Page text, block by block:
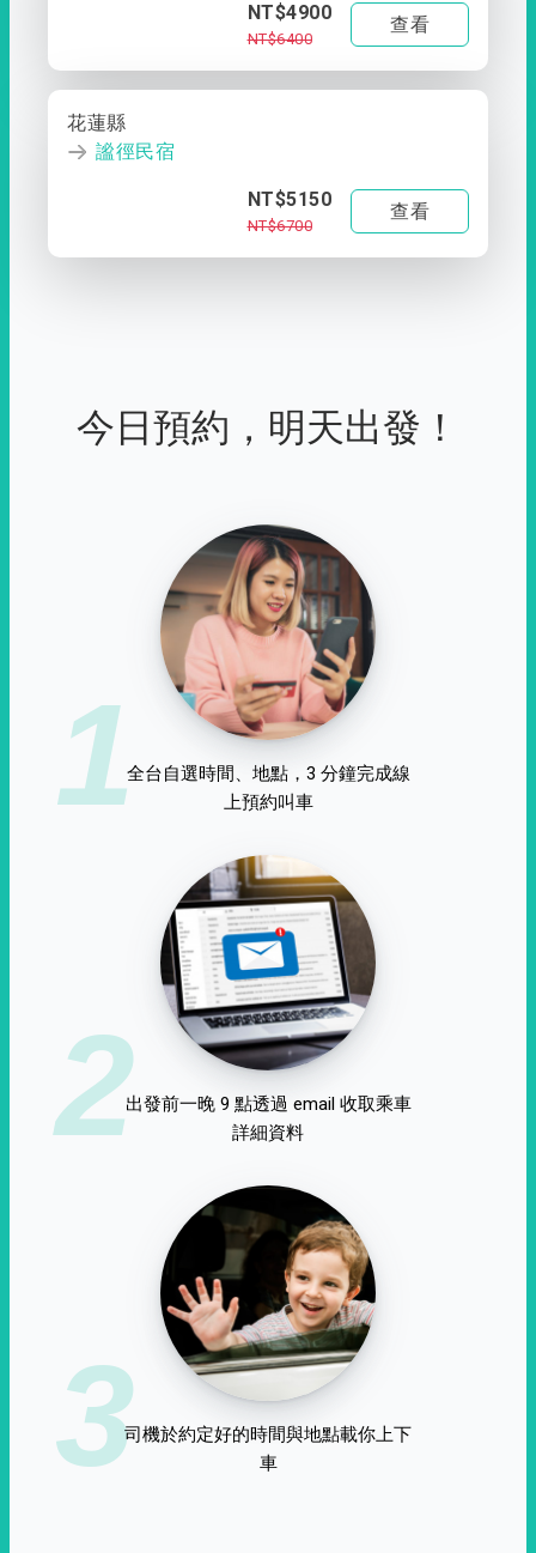
NT$4900
NT$6400
查看
花蓮縣
謐徑民宿
NT$5150
NT$6700
查看
今日預約，明天出發！
1全台自選時間、地點，3 分鐘完成線
上預約叫車
2出發前一晚 9 點透過 email 收取乘車
詳細資料
3司機於約定好的時間與地點載你上下
車